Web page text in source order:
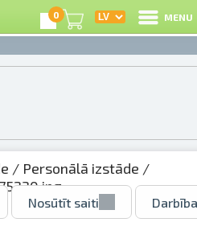
0 MENU
/ Personālā izstāde /
Nosūtīt saiti